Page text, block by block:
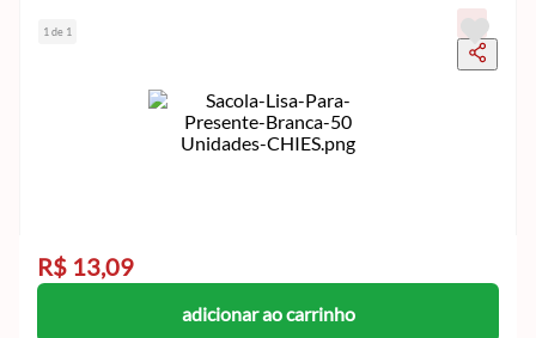
1 de 1
R$ 13,09
adicionar ao carrinho